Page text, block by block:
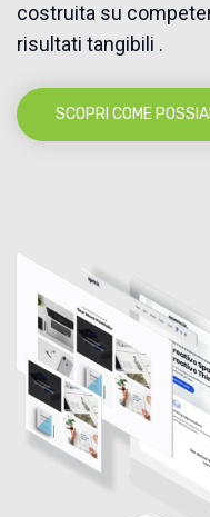
costruita su
risultati tangibili .
SCOPRI COME